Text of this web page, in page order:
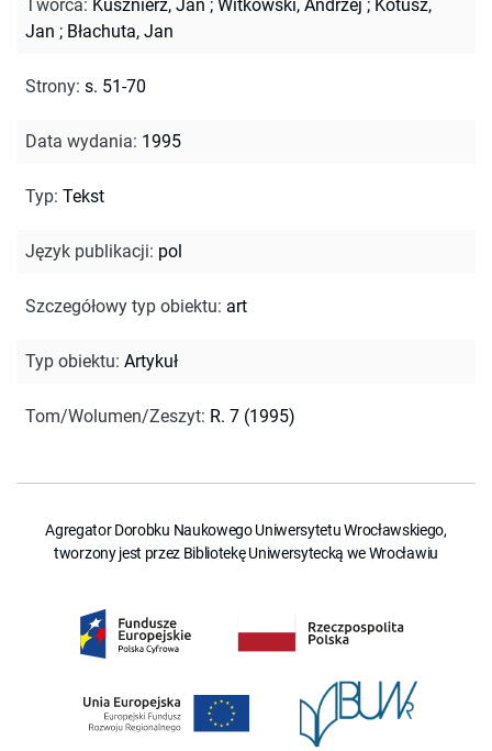
Twórca: Kusznierz, Jan ; Witkowski, Andrzej ; Kotusz,
Jan ; Błachuta, Jan
Strony: s. 51-70
Data wydania: 1995
Typ: Tekst
Język publikacji: pol
Szczegółowy typ obiektu: art
Typ obiektu: Artykuł
Tom/Wolumen/Zeszyt: R. 7 (1995)
Agregator Dorobku Naukowego Uniwersytetu Wrocławskiego,
tworzony jest przez Bibliotekę Uniwersytecką we Wrocławiu